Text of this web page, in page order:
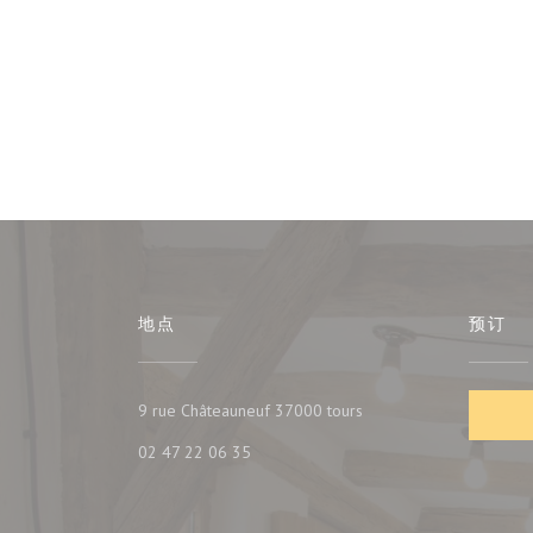
地点
9 rue Châteauneuf 37000 tours((在新窗口中打开))
02 47 22 06 35
预订